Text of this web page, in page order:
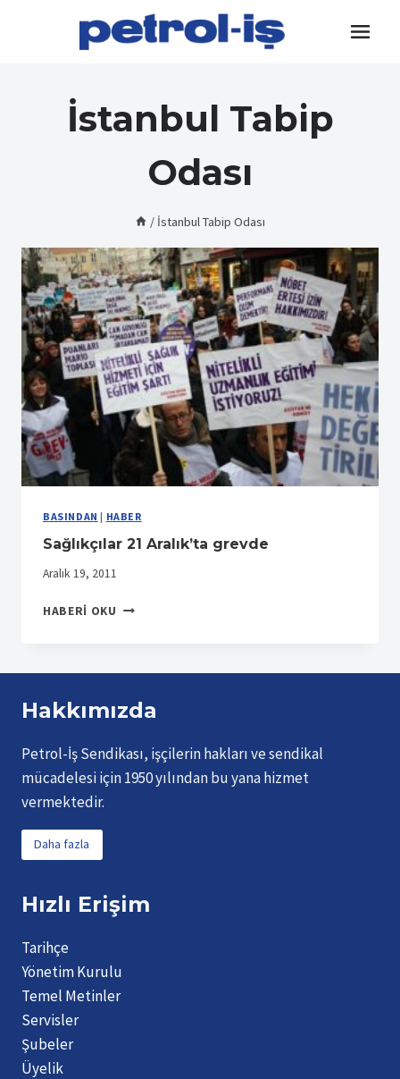
İstanbul Tabip
Odası
/ İstanbul Tabip Odası
BASINDAN | HABER
Sağlıkçılar 21 Aralık’ta grevde
Aralık 19, 2011
HABERI OKU SAĞLIKÇILAR
Hakkımızda
Petrol-İş Sendikası, işçilerin hakları ve sendikal
mücadelesi için 1950 yılından bu yana hizmet
vermektedir.
Daha fazla
Hızlı Erişim
Tarihçe
Yönetim Kurulu
Temel Metinler
Servisler
Şubeler
Üyelik